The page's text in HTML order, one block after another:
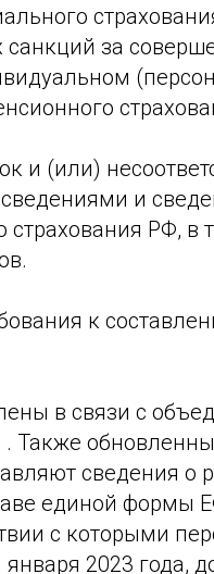
за
и (или)
и
РФ, в
к
в связи с
Также
сведения о
единой формы
с которыми
2023 года,